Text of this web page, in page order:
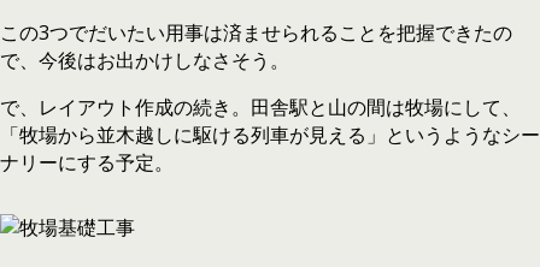
この3つでだいたい用事は済ませられることを把握できたの
で、今後はお出かけしなさそう。
で、レイアウト作成の続き。田舎駅と山の間は牧場にして、
「牧場から並木越しに駆ける列車が見える」というようなシー
ナリーにする予定。